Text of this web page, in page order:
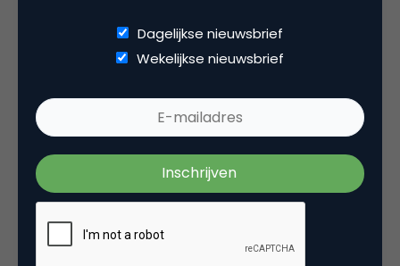
jeroenmirck
Volkskrant massa én customized? Hoe doen
ze dat! 😉
27 januari 2006 om 07:33
Dagelijkse nieuwsbrief
Wekelijkse nieuwsbrief